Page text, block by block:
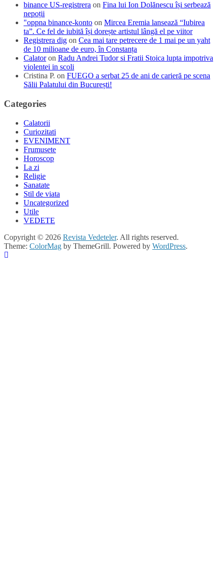
binance US-registrera on Fina lui Ion Dolănescu își serbează
nepoții
"oppna binance-konto on Mircea Eremia lansează “Iubirea
ta”. Ce fel de iubită își dorește artistul lângă el pe viitor
Registrera dig on Cea mai tare petrecere de 1 mai pe un yaht
de 10 milioane de euro, în Constanța
Calatoron Radu Andrei Tudor si Fratii Stoica lupta impotriva
violentei in scoli
Cristina P. on FUEGO a serbat 25 de ani de carieră pe scena
Sălii Palatului din București!
Categories
Calatorii
Curiozitati
EVENIMENT
Frumusete
Horoscop
La zi
Religie
Sanatate
Stil de viata
Uncategorized
Utile
VEDETE
Copyright © 2026 Revista Vedeteler. All rights reserved.
Theme: ColorMag by ThemeGrill. Powered by WordPress.